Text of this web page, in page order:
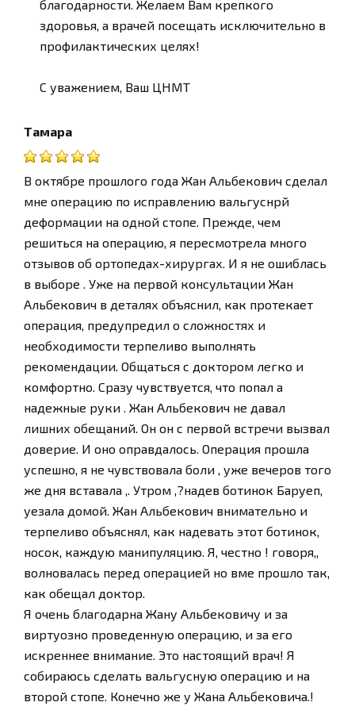
благодарности. Желаем Вам крепкого
здоровья, а врачей посещать исключительно в
профилактических целях!
С уважением, Ваш ЦНМТ
Тамара
В октябре прошлого года Жан Альбекович сделал
мне операцию по исправлению вальгуснрй
деформации на одной стопе. Прежде, чем
решиться на операцию, я пересмотрела много
отзывов об ортопедах-хирургах. И я не ошиблась
в выборе . Уже на первой консультации Жан
Альбекович в деталях объяснил, как протекает
операция, предупредил о сложностях и
необходимости терпеливо выполнять
рекомендации. Общаться с доктором легко и
комфортно. Сразу чувствуется, что попал а
надежные руки . Жан Альбекович не давал
лишних обещаний. Он он с первой встречи вызвал
доверие. И оно оправдалось. Операция прошла
успешно, я не чувствовала боли , уже вечеров того
же дня вставала ,. Утром ,?надев ботинок Баруеп,
уезала домой. Жан Альбекович внимательно и
терпеливо объяснял, как надевать этот ботинок,
носок, каждую манипуляцию. Я, честно ! говоря,,
волновалась перед операцией но вме прошло так,
как обещал доктор.
Я очень благодарна Жану Альбековичу и за
виртуозно проведенную операцию, и за его
искреннее внимание. Это настоящий врач! Я
собираюсь сделать вальгусную операцию и на
второй стопе. Конечно же у Жана Альбековича.!